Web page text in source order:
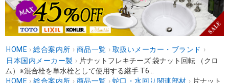
HOME › 総合案内所 › 商品一覧 › 取扱いメーカー・ブランド ›
日本国内メーカー製 › 片ナットフレキチーズ 袋ナット回転 （クロ
ム）※混合栓を単水栓として使用する継手 T6...
HOME › 総合案内所 › 商品一覧 › 蛇口・水回り関連部材 › 片ナット